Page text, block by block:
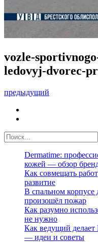
vozle-
ledovyj-dvorec-
предыдущий
Dermatime:
кожей — обзор
Как совмещать
развитие
В спальном корпусе
произошёл пожар
Как разумно
не нужно
Как ведущий
— идеи и советы